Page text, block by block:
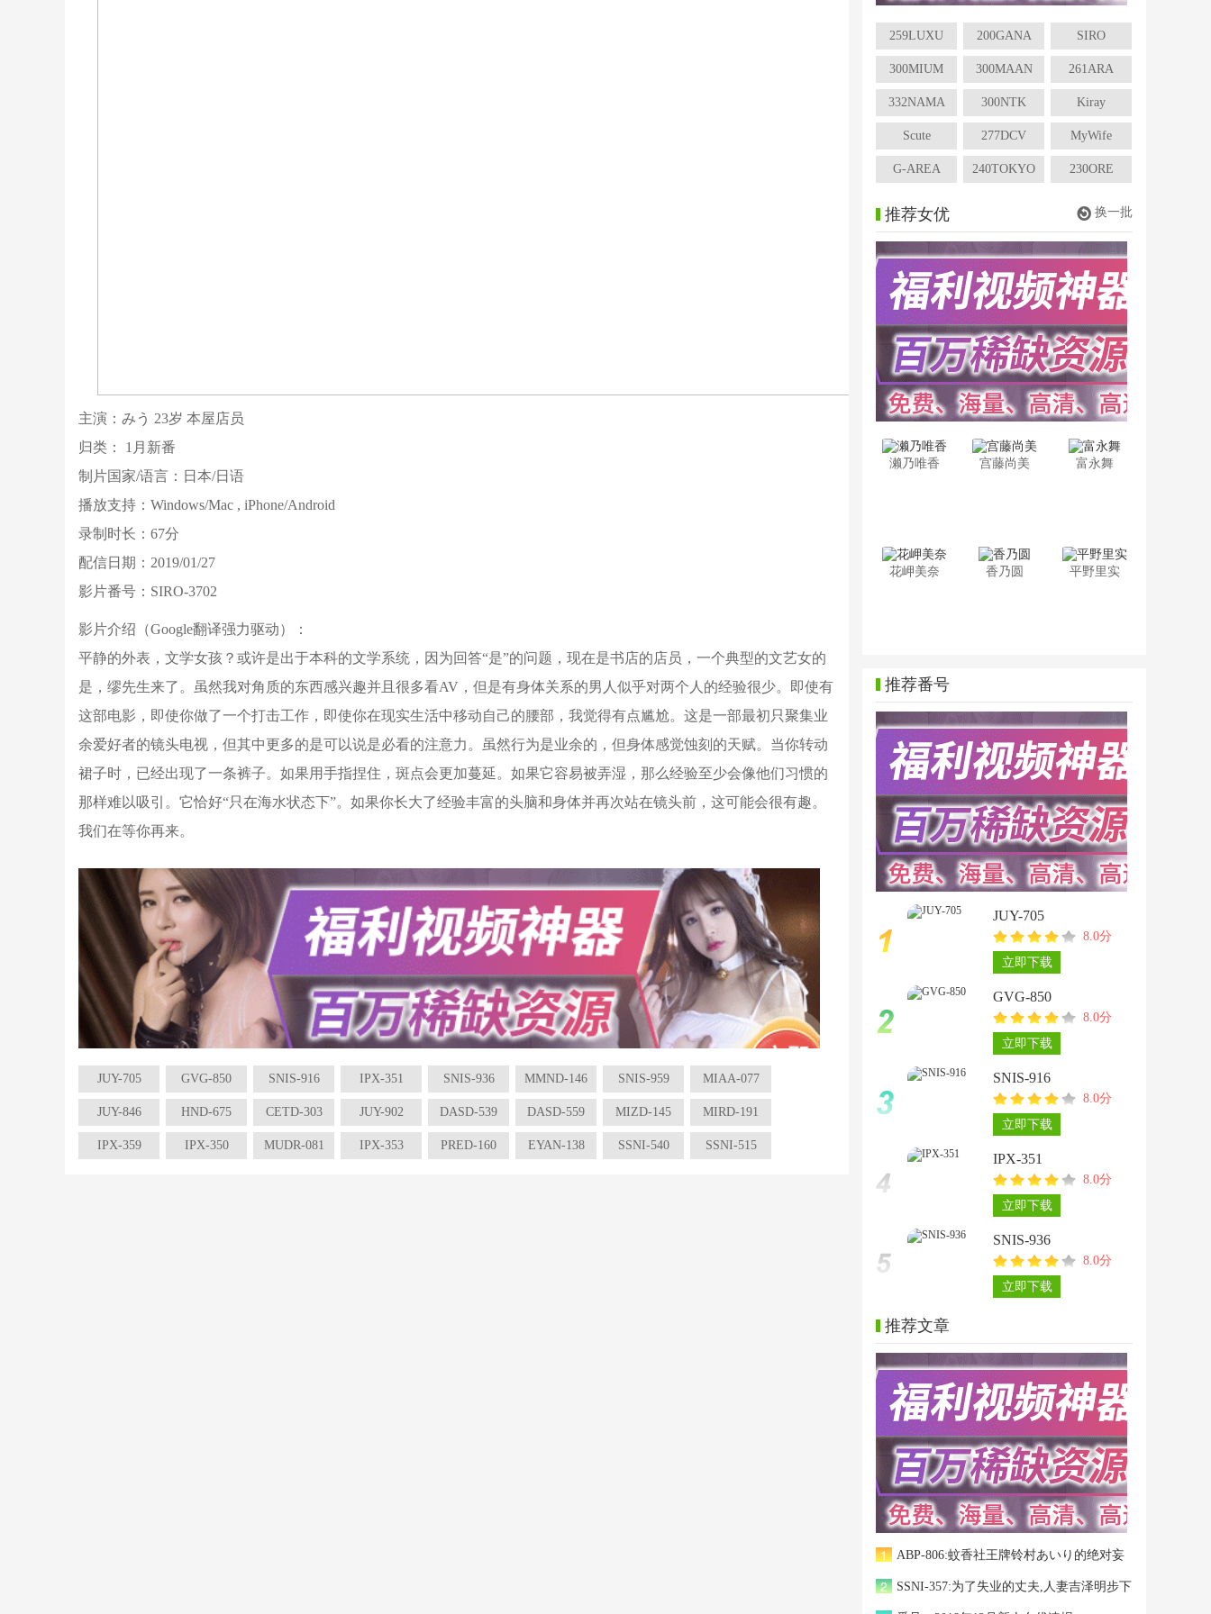
主演：みう 23岁 本屋店员
归类： 1月新番
制片国家/语言：日本/日语
播放支持：Windows/Mac , iPhone/Android
录制时长：67分
配信日期：2019/01/27
影片番号：SIRO-3702
影片介绍（Google翻译强力驱动）：
平静的外表，文学女孩？或许是出于本科的文学系统，因为回答“是”的问题，现在是书店的店员，一个典型的文艺女的
是，缪先生来了。虽然我对角质的东西感兴趣并且很多看AV，但是有身体关系的男人似乎对两个人的经验很少。即使有
这部电影，即使你做了一个打击工作，即使你在现实生活中移动自己的腰部，我觉得有点尴尬。这是一部最初只聚集业
余爱好者的镜头电视，但其中更多的是可以说是必看的注意力。虽然行为是业余的，但身体感觉蚀刻的天赋。当你转动
裙子时，已经出现了一条裤子。如果用手指捏住，斑点会更加蔓延。如果它容易被弄湿，那么经验至少会像他们习惯的
那样难以吸引。它恰好“只在海水状态下”。如果你长大了经验丰富的头脑和身体并再次站在镜头前，这可能会很有趣。
我们在等你再来。
JUY-705 GVG-850 SNIS-916 IPX-351 SNIS-936 MMND-146 SNIS-959 MIAA-077
JUY-846 HND-675 CETD-303 JUY-902 DASD-539 DASD-559 MIZD-145 MIRD-191
IPX-359 IPX-350 MUDR-081 IPX-353 PRED-160 EYAN-138 SSNI-540 SSNI-515
259LUXU 200GANA SIRO
300MIUM 300MAAN 261ARA
332NAMA 300NTK Kiray
Scute 277DCV MyWife
G-AREA 240TOKYO 230ORE
换一批
推荐女优
濑乃唯香 宫藤尚美 富永舞
花岬美奈 香乃圆 平野里实
推荐番号
JUY-705
8.0分
立即下载
GVG-850
8.0分
立即下载
SNIS-916
8.0分
立即下载
IPX-351
8.0分
立即下载
SNIS-936
8.0分
立即下载
推荐文章
1 ABP-806:蚊香社王牌铃村あいり的绝对妄
想第三弹！
2 SSNI-357:为了失业的丈夫,人妻吉泽明步下